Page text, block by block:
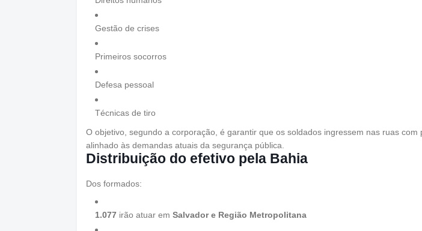
Gestão de crises
Primeiros socorros
Defesa pessoal
Técnicas de tiro
O objetivo, segundo a corporação, é garantir que os soldados ingressem nas ruas com
alinhado às demandas atuais da segurança pública.
Distribuição do efetivo pela Bahia
Dos formados:
1.077irão atuar em Salvador e Região Metropolitana